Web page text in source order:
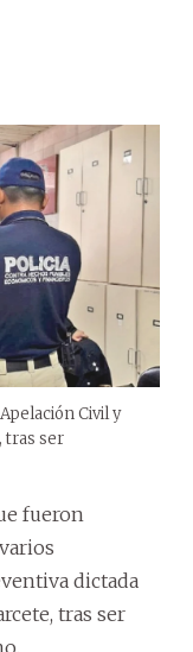
Civil y
tras ser
fueron
dictada
tras ser